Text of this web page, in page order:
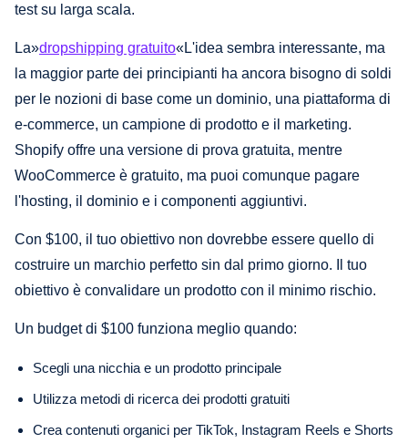
test su larga scala.
La»dropshipping gratuito«L'idea sembra interessante, ma
la maggior parte dei principianti ha ancora bisogno di soldi
per le nozioni di base come un dominio, una piattaforma di
e-commerce, un campione di prodotto e il marketing.
Shopify offre una versione di prova gratuita, mentre
WooCommerce è gratuito, ma puoi comunque pagare
l'hosting, il dominio e i componenti aggiuntivi.
Con $100, il tuo obiettivo non dovrebbe essere quello di
costruire un marchio perfetto sin dal primo giorno. Il tuo
obiettivo è convalidare un prodotto con il minimo rischio.
Un budget di $100 funziona meglio quando:
Scegli una nicchia e un prodotto principale
Utilizza metodi di ricerca dei prodotti gratuiti
Crea contenuti organici per TikTok, Instagram Reels e Shorts